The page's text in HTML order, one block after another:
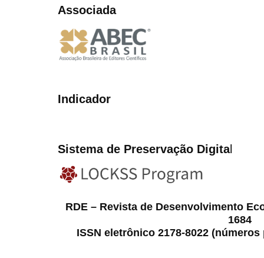
Associada
Indicador
Sistema de Preservação Digital
RDE – Revista de Desenvolvimento
1684
ISSN eletrônico 2178-8022